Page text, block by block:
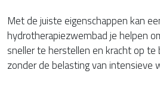
Met de juiste eigenschappen kan
hydrotherapiezwembad je helpen
sneller te herstellen en kracht op te
zonder de belasting van intensieve